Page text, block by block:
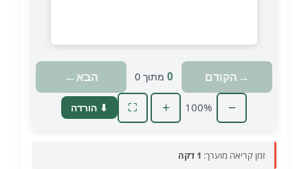
טוען מצגת…
→הקודם 0 מתוך 0 הבא←
−
100%
+
⛶ ⬇ הורדה
זמן קריאה מוערך: 1 דקה